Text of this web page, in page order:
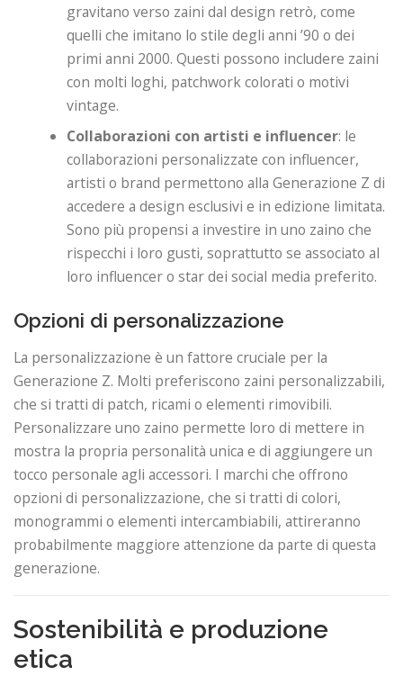
gravitano verso zaini dal design retrò, come
quelli che imitano lo stile degli anni ’90 o dei
primi anni 2000. Questi possono includere zaini
con molti loghi, patchwork colorati o motivi
vintage.
Collaborazioni con artisti e influencer: le
collaborazioni personalizzate con influencer,
artisti o brand permettono alla Generazione Z di
accedere a design esclusivi e in edizione limitata.
Sono più propensi a investire in uno zaino che
rispecchi i loro gusti, soprattutto se associato al
loro influencer o star dei social media preferito.
Opzioni di personalizzazione
La personalizzazione è un fattore cruciale per la
Generazione Z. Molti preferiscono zaini personalizzabili,
che si tratti di patch, ricami o elementi rimovibili.
Personalizzare uno zaino permette loro di mettere in
mostra la propria personalità unica e di aggiungere un
tocco personale agli accessori. I marchi che offrono
opzioni di personalizzazione, che si tratti di colori,
monogrammi o elementi intercambiabili, attireranno
probabilmente maggiore attenzione da parte di questa
generazione.
Sostenibilità e produzione
etica